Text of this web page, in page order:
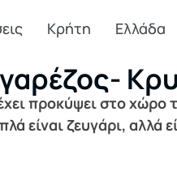
Κρήτη Ελλάδα
προκύψει στο
είναι ζευγάρι,